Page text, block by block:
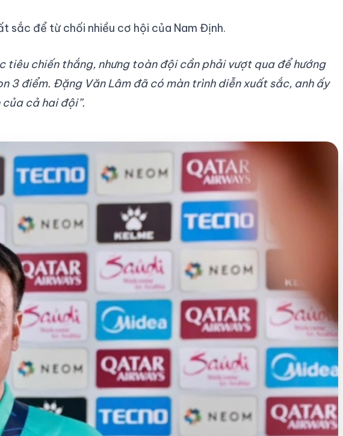
sắc để từ chối nhiều cơ hội của Nam Định.
chiến thắng, nhưng toàn đội cần phải vượt qua để hướng
điểm. Đặng Văn Lâm đã có màn trình diễn xuất sắc, anh ấy
cả hai đội”.